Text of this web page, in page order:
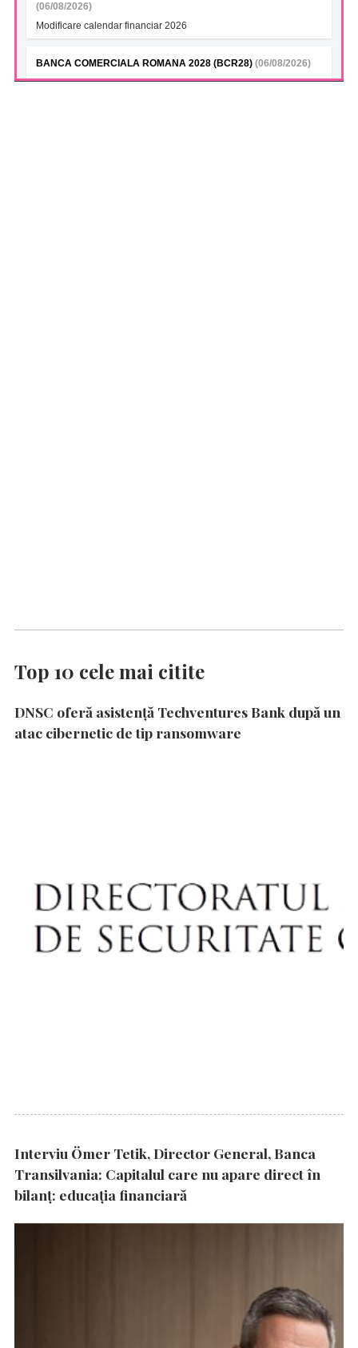
(06/08/2026)
Modificare calendar financiar 2026
BANCA COMERCIALA ROMANA 2028 (BCR28) (06/08/2026)
Modificare calendar financiar 2026
Top 10 cele mai citite
DNSC oferă asistență Techventures Bank după un
atac cibernetic de tip ransomware
Interviu Ömer Tetik, Director General, Banca
Transilvania: Capitalul care nu apare direct în
bilanț: educația financiară